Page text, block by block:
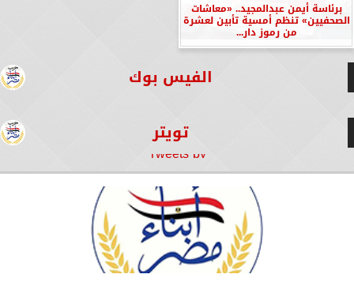
برئاسة أيمن عبدالمجيد.. «معاشات
الصحفيين» تنظم أمسية تأبين لعشرة
من رموز دار...
الفيس بوك
تويتر
Tweets by